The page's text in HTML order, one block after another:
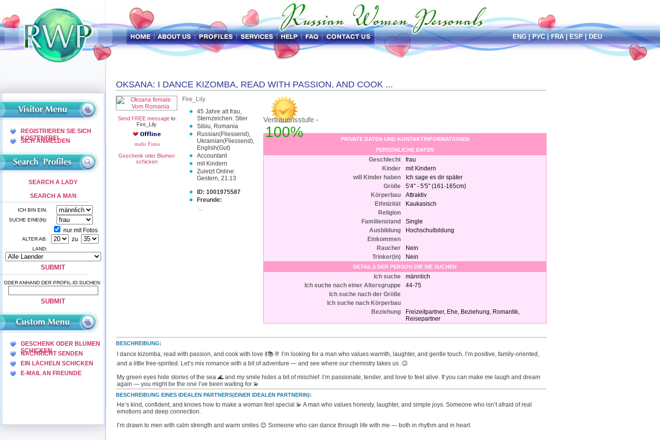
REGISTRIEREN SIE SICH
KOSTENFREI
SICH ANMELDEN
SEARCH A LADY
SEARCH A MAN
ICH BIN EIN:
SUCHE EINE(N):
nur mit Fotos
ALTER AB: zu
LAND:
ODER ANHAND DER PROFIL-ID SUCHEN:
GESCHENK ODER BLUMEN
SCHICKEN
NACHRICHT SENDEN
EIN LÄCHELN SCHICKEN
E-MAIL AN FREUNDE
OKSANA: I DANCE KIZOMBA, READ WITH PASSION, AND COOK ...
Send FREE message to
Fire_Lily
mehr Fotos
Geschenk oder Blumen
schicken
Fire_Lily
45 Jahre alt frau,
Sternzeichen: Stier
Sibiu, Romania
Russian(Fliessend),
Ukrainian(Fliessend),
English(Gut)
Accountant
mit Kindern
Zuletzt Online:
Gestern, 21:13
ID: 1001975587
Freunde:
...
Vertrauensstufe -
100%
PRIVATE DATEN UND KONTAKTINFORMATIONEN
PERSÖNLICHE DATEN
Geschlecht
frau
Kinder
mit Kindern
will Kinder haben
Ich sage es dir später
Größe
5'4" - 5'5" (161-165cm)
Körperbau
Attraktiv
Ethnizität
Kaukasisch
Religion
Familienstand
Single
Ausbildung
Hochschulbildung
Einkommen
Raucher
Nein
Trinker(in)
Nein
DETAILS DER PERSON DIE SIE SUCHEN
Ich suche
männlich
Ich suche nach einer Altersgruppe
44-75
Ich suche nach der Größe
Ich suche nach Körperbau
Beziehung
Freizeitpartner, Ehe, Beziehung, Romantik,
Reisepartner
BESCHREIBUNG:
I dance kizomba, read with passion, and cook with love 💃📚🥂 I’m looking for a man who values warmth, laughter, and gentle touch. I’m positive, family-oriented,
and a little free-spirited. Let’s mix romance with a bit of adventure — and see where our chemistry takes us .😉
My green eyes hide stories of the sea 🌊 and my smile hides a bit of mischief. I’m passionate, tender, and love to feel alive. If you can make me laugh and dream
again — you might be the one I’ve been waiting for 💫
BESCHREIBUNG EINES IDEALEN PARTNERS(EINER IDEALEN PARTNERIN):
He’s kind, confident, and knows how to make a woman feel special 💫 A man who values honesty, laughter, and simple joys. Someone who isn’t afraid of real
emotions and deep connection.
I’m drawn to men with calm strength and warm smiles 😊 Someone who can dance through life with me — both in rhythm and in heart.
ENG|РУС|FRA|ESP|DEU